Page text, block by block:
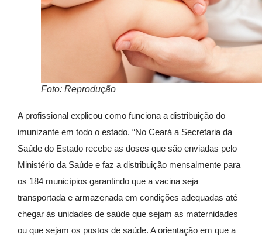
Foto: Reprodução
A profissional explicou como funciona a distribuição do
imunizante em todo o estado. “No Ceará a Secretaria da
Saúde do Estado recebe as doses que são enviadas pelo
Ministério da Saúde e faz a distribuição mensalmente para
os 184 municípios garantindo que a vacina seja
transportada e armazenada em condições adequadas até
chegar às unidades de saúde que sejam as maternidades
ou que sejam os postos de saúde. A orientação em que a